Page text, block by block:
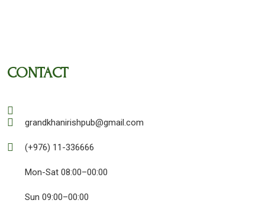
CONTACT
grandkhanirishpub@gmail.com
(+976) 11-336666
Mon-Sat 08:00–00:00
Sun 09:00–00:00